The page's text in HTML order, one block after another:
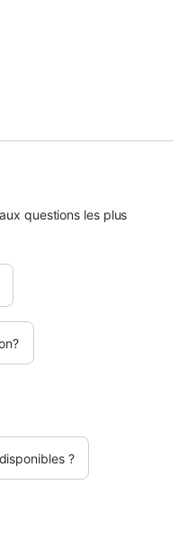
questions les plus
?